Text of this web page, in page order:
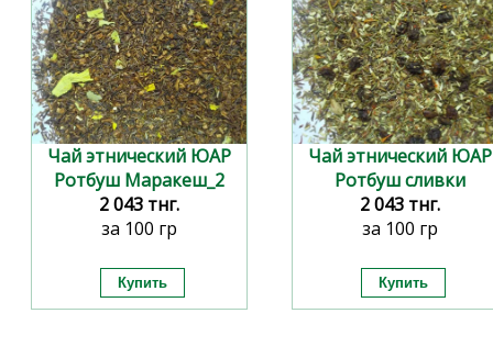
Чай этнический ЮАР
Ротбуш Маракеш_2
2 043 тнг.
за 100 гр
Чай этнический ЮАР
Ротбуш сливки
2 043 тнг.
за 100 гр